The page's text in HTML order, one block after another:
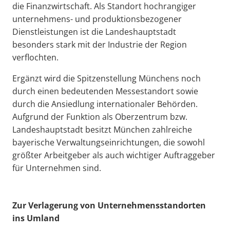
die Finanzwirtschaft. Als Standort hochrangiger
unternehmens- und produktionsbezogener
Dienstleistungen ist die Landeshauptstadt
besonders stark mit der Industrie der Region
verflochten.
Ergänzt wird die Spitzenstellung Münchens noch
durch einen bedeutenden Messestandort sowie
durch die Ansiedlung internationaler Behörden.
Aufgrund der Funktion als Oberzentrum bzw.
Landeshauptstadt besitzt München zahlreiche
bayerische Verwaltungseinrichtungen, die sowohl
größter Arbeitgeber als auch wichtiger Auftraggeber
für Unternehmen sind.
Zur Verlagerung von Unternehmensstandorten
ins Umland